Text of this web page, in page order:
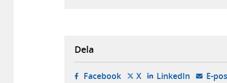
Dela
Facebook- öppnas i ny flik, extern
X- öppnas i ny flik,
LinkedIn- öppnas
E-